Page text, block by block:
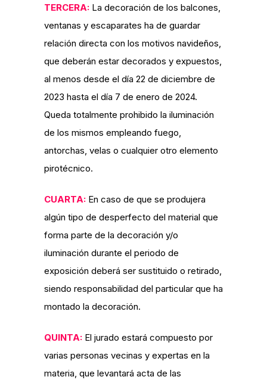
TERCERA: La decoración de los balcones,
ventanas y escaparates ha de guardar
relación directa con los motivos navideños,
que deberán estar decorados y expuestos,
al menos desde el día 22 de diciembre de
2023 hasta el día 7 de enero de 2024.
Queda totalmente prohibido la iluminación
de los mismos empleando fuego,
antorchas, velas o cualquier otro elemento
pirotécnico.
CUARTA: En caso de que se produjera
algún tipo de desperfecto del material que
forma parte de la decoración y/o
iluminación durante el periodo de
exposición deberá ser sustituido o retirado,
siendo responsabilidad del particular que ha
montado la decoración.
QUINTA: El jurado estará compuesto por
varias personas vecinas y expertas en la
materia, que levantará acta de las